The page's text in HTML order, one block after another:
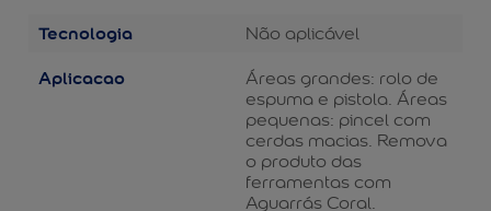
Tecnologia Não aplicável
Aplicacao
Áreas grandes: rolo de
espuma e pistola. Áreas
pequenas: pincel com
cerdas macias. Remova
o produto das
ferramentas com
Aguarrás Coral.